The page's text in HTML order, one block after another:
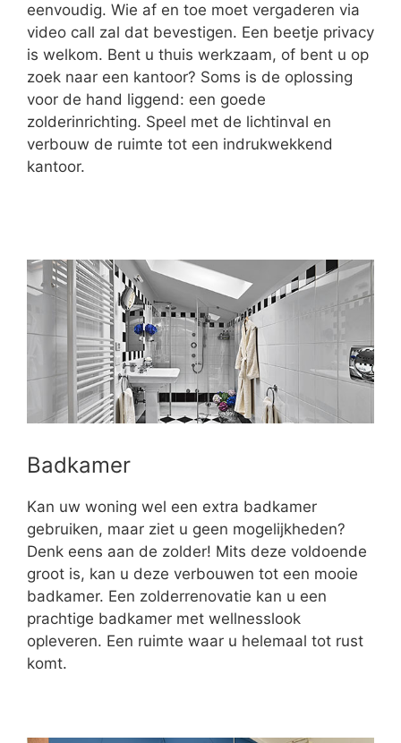
eenvoudig. Wie af en toe moet vergaderen via
video call zal dat bevestigen. Een beetje privacy
is welkom. Bent u thuis werkzaam, of bent u op
zoek naar een kantoor? Soms is de oplossing
voor de hand liggend: een goede
zolderinrichting. Speel met de lichtinval en
verbouw de ruimte tot een indrukwekkend
kantoor.
Badkamer
Kan uw woning wel een extra badkamer
gebruiken, maar ziet u geen mogelijkheden?
Denk eens aan de zolder! Mits deze voldoende
groot is, kan u deze verbouwen tot een mooie
badkamer. Een zolderrenovatie kan u een
prachtige badkamer met wellnesslook
opleveren. Een ruimte waar u helemaal tot rust
komt.